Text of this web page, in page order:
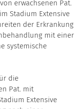
erwachsenen Pat.
Stadium Extensive
der Erkrankung
mit einer
systemische
die
Pat. mit
Extensive